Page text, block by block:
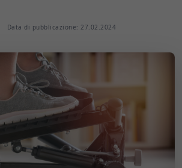
Data di pubblicazione: 27.02.2024